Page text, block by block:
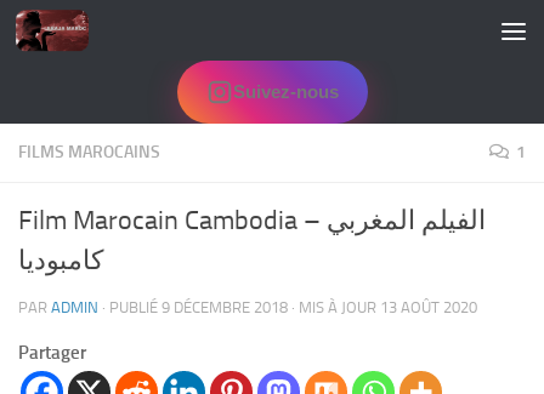
Skip to content
Suivez-nous
FILMS MAROCAINS 1
Film Marocain Cambodia – الفيلم المغربي
كامبوديا
PAR ADMIN · PUBLIÉ 9 DÉCEMBRE 2018 · MIS À JOUR 13 AOÛT 2020
Partager